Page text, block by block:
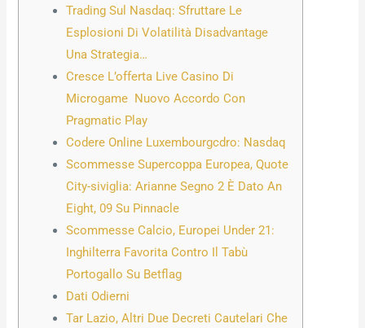
Trading Sul Nasdaq: Sfruttare Le
Esplosioni Di Volatilità Disadvantage
Una Strategia…
Cresce L’offerta Live Casino Di
Microgame Nuovo Accordo Con
Pragmatic Play
Codere Online Luxembourgcdro: Nasdaq
Scommesse Supercoppa Europea, Quote
City-siviglia: Arianne Segno 2 È Dato An
Eight, 09 Su Pinnacle
Scommesse Calcio, Europei Under 21:
Inghilterra Favorita Contro Il Tabù
Portogallo Su Betflag
Dati Odierni
Tar Lazio, Altri Due Decreti Cautelari Che